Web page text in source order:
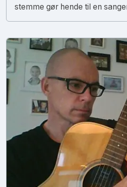
stemme gør hende til en